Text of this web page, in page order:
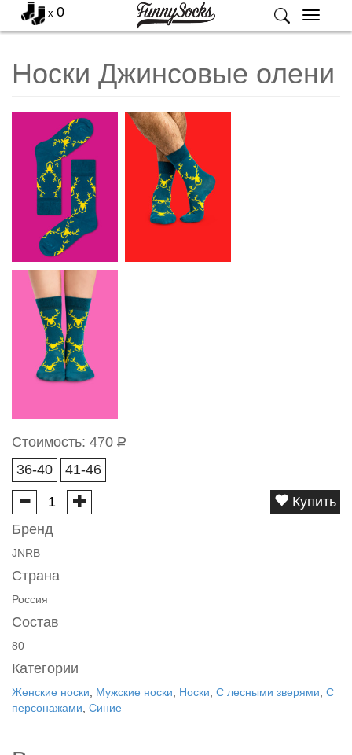
Меню
x 0
Носки Джинсовые олени
Стоимость: 470 Р
36-40
41-46
Купить
Бренд
JNRB
Страна
Россия
Состав
80
Категории
Женские носки Мужские носки Носки С лесными зверями С
персонажами Синие